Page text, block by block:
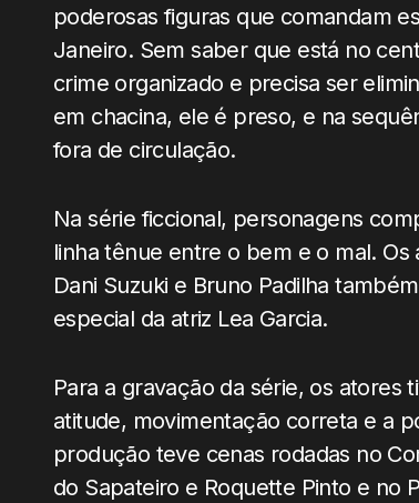
poderosas figuras que comandam
Janeiro. Sem saber que está no
crime organizado e precisa ser
em chacina, ele é preso, e na
fora de circulação.
Na série ficcional, personagens
linha tênue entre o bem e o mal. Os
Dani Suzuki e Bruno Padilha
especial da atriz Lea Garcia.
Para a gravação da série, os
atitude, movimentação correta e a
produção teve cenas rodadas no
do Sapateiro e Roquette Pinto e no